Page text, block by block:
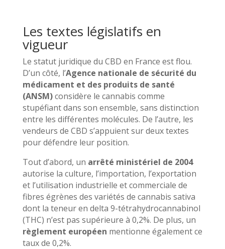
Les textes législatifs en
vigueur
Le statut juridique du CBD en France est flou.
D’un côté, l’Agence nationale de sécurité du
médicament et des produits de santé
(ANSM)considère le cannabis comme
stupéfiant dans son ensemble, sans distinction
entre les différentes molécules. De l’autre, les
vendeurs de CBD s’appuient sur deux textes
pour défendre leur position.
Tout d’abord, un arrêté ministériel de 2004
autorise la culture, l’importation, l’exportation
et l’utilisation industrielle et commerciale de
fibres égrènes des variétés de cannabis sativa
dont la teneur en delta 9-tétrahydrocannabinol
(THC) n’est pas supérieure à 0,2%. De plus, un
règlement européen mentionne également ce
taux de 0,2%.